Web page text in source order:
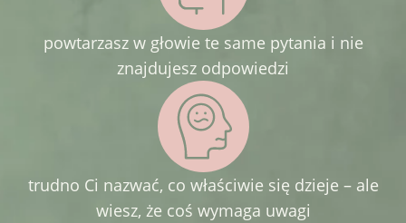
powtarzasz w głowie te same pytania i nie
znajdujesz odpowiedzi
trudno Ci nazwać, co właściwie się dzieje – ale
wiesz, że coś wymaga uwagi